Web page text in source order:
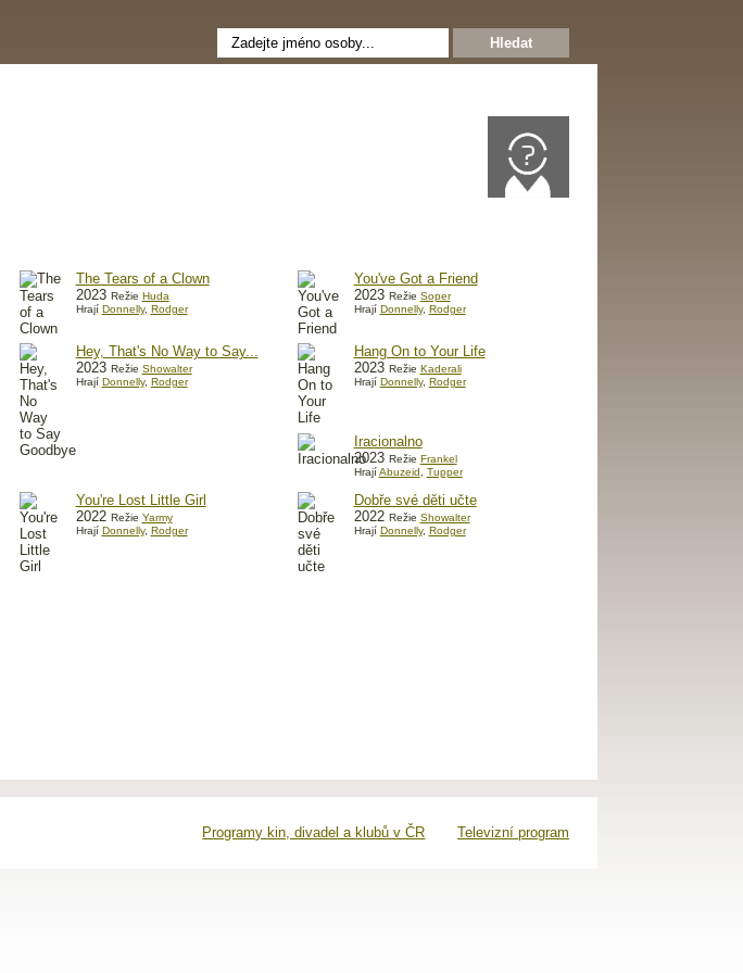
The Tears of a Clown
2023 Režie Huda
Hrají Donnelly, Rodger
You've Got a Friend
2023 Režie Soper
Hrají Donnelly, Rodger
Hey, That's No Way to Say...
2023 Režie Showalter
Hrají Donnelly, Rodger
Hang On to Your Life
2023 Režie Kaderali
Hrají Donnelly, Rodger
Iracionalno
2023 Režie Frankel
HrajíAbuzeid Tupper
You're Lost Little Girl
2022 Režie Yarmy
Hrají Donnelly, Rodger
Dobře své děti učte
2022 Režie Showalter
Hrají Donnelly, Rodger
Programy kin, divadel a klubů v ČR Televizní program